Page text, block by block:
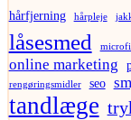
hårfjerning hårpleje
låsesmed
online marketing
rengøringsmidler
seo
tandlæge